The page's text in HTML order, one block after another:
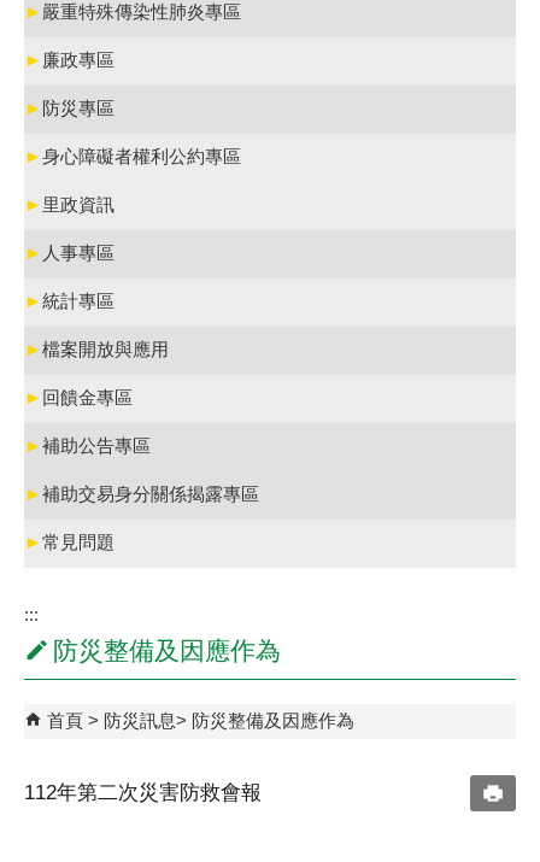
► 嚴重特殊傳染性肺炎專區
► 廉政專區
► 防災專區
►身心障礙者權利公約專區
► 里政資訊
► 人事專區
►統計專區
►檔案開放與應用
► 回饋金專區
►補助公告專區
►補助交易身分關係揭露專區
►常見問題
:::
防災整備及因應作為
首頁 防災訊息 防災整備及因應作為
112年第二次災害防救會報